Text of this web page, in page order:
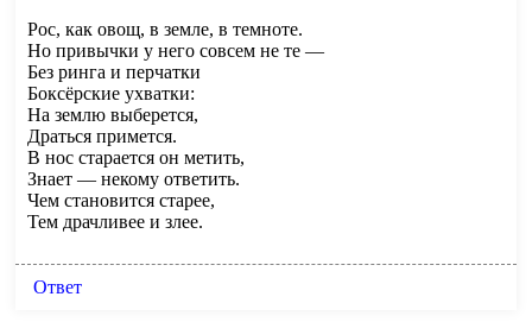
Рос, как овощ, в земле, в темноте.
Но привычки у него совсем не те —
Без ринга и перчатки
Боксёрские ухватки:
На землю выберется,
Драться примется.
В нос старается он метить,
Знает — некому ответить.
Чем становится старее,
Тем драчливее и злее.
Ответ